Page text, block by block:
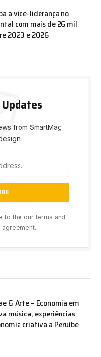
a vice-liderança no
com mais de 26 mil
2023 e 2026
from SmartMag
to the our terms and
agreement.
& Arte – Economia em
música, experiências
criativa a Peruíbe